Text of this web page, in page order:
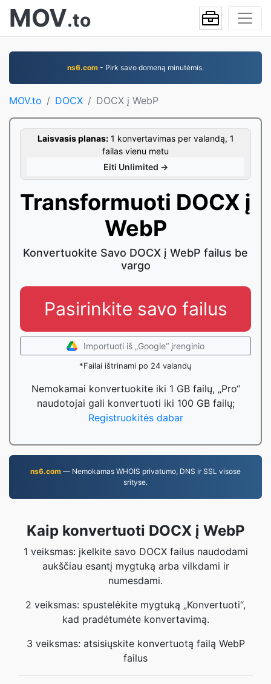
MOV.to
ns6.com - Pirk savo domeną minutėmis.
MOV.to DOCX DOCX į WebP
Laisvasis planas:1 konvertavimas per valandą, 1
failas vienu metu
Eiti Unlimited →
Transformuoti DOCX į
WebP
Konvertuokite Savo DOCX į WebP failus be
vargo
Pasirinkite savo failus
Importuoti iš „Google“ įrenginio
*Failai ištrinami po 24 valandų
Nemokamai konvertuokite iki 1 GB failų, „Pro“
naudotojai gali konvertuoti iki 100 GB failų;
Registruokitės dabar
ns6.com — Nemokamas WHOIS privatumo, DNS ir SSL visose
srityse.
Kaip konvertuoti DOCX į WebP
1 veiksmas: įkelkite savo DOCX failus naudodami
aukščiau esantį mygtuką arba vilkdami ir
numesdami.
2 veiksmas: spustelėkite mygtuką „Konvertuoti“,
kad pradėtumėte konvertavimą.
3 veiksmas: atsisiųskite konvertuotą failą WebP
failus